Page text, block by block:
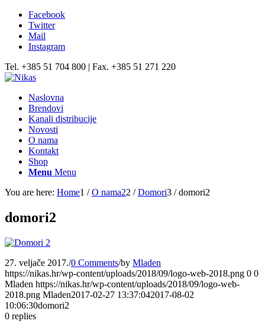
Facebook
Twitter
Mail
Instagram
Tel. +385 51 704 800 | Fax. +385 51 271 220
Naslovna
Brendovi
Kanali distribucije
Novosti
O nama
Kontakt
Shop
Menu Menu
You are here: Home1 / O nama22 / Domori3 / domori2
domori2
27. veljače 2017./0 Comments/by Mladen
https://nikas.hr/wp-content/uploads/2018/09/logo-web-2018.png 0 0
Mladen https://nikas.hr/wp-content/uploads/2018/09/logo-web-
2018.png Mladen2017-02-27 13:37:042017-08-02
10:06:30domori2
0 replies